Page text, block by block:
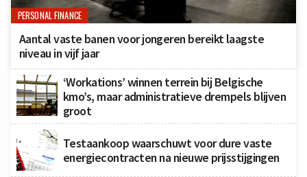
PERSONAL FINANCE
Aantal vaste banen voor jongeren bereikt laagste
niveau in vijf jaar
‘Workations’ winnen terrein bij Belgische
kmo’s, maar administratieve drempels blijven
groot
Testaankoop waarschuwt voor dure vaste
energiecontracten na nieuwe prijsstijgingen